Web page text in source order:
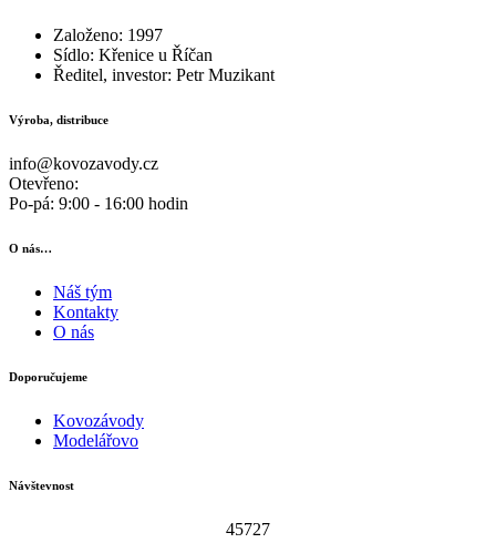
Založeno: 1997
Sídlo: Křenice u Říčan
Ředitel, investor: Petr Muzikant
Výroba, distribuce
info@kovozavody.cz
Otevřeno:
Po-pá: 9:00 - 16:00 hodin
O nás…
Náš tým
Kontakty
O nás
Doporučujeme
Kovozávody
Modelářovo
Návštevnost
45727